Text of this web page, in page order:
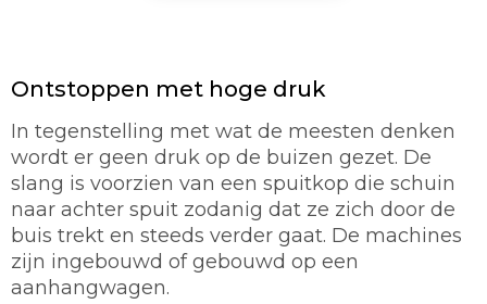
Ontstoppen met hoge druk
In tegenstelling met wat de meesten denken
wordt er geen druk op de buizen gezet. De
slang is voorzien van een spuitkop die schuin
naar achter spuit zodanig dat ze zich door de
buis trekt en steeds verder gaat. De machines
zijn ingebouwd of gebouwd op een
aanhangwagen.